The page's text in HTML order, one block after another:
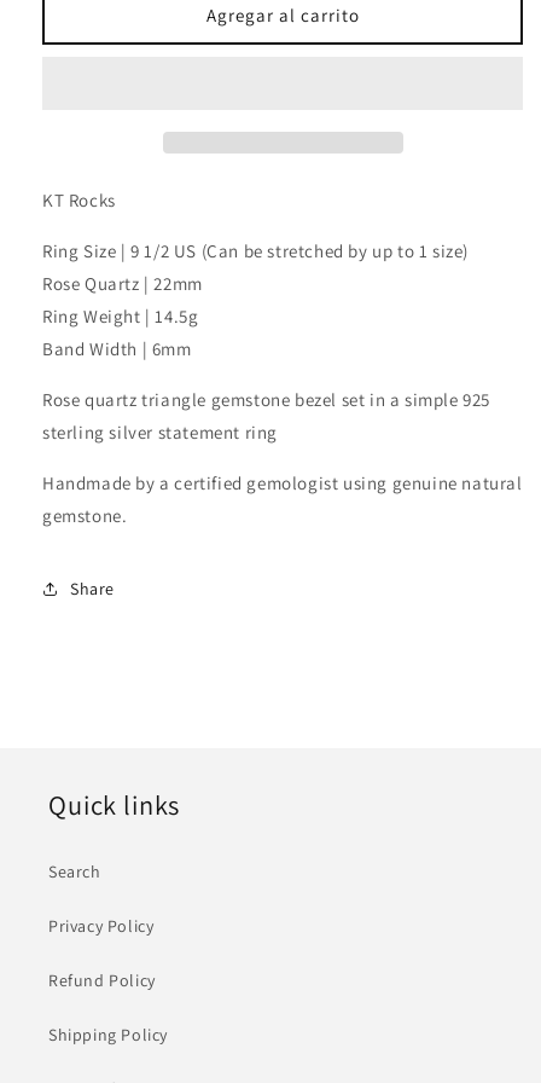
Quartz
Rose
Quartz
Agregar al carrito
KT Rocks
Ring Size | 9 1/2 US (Can be stretched by up to 1 size)
Rose Quartz | 22mm
Ring Weight | 14.5g
Band Width | 6mm
Rose quartz triangle gemstone bezel set in a simple 925
sterling silver statement ring
Handmade by a certified gemologist using genuine natural
gemstone.
Share
Quick links
Search
Privacy Policy
Refund Policy
Shipping Policy